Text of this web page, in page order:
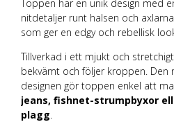
Toppen har en unik design med
nitdetaljer runt halsen och
som ger en edgy och rebellisk
Tillverkad i ett mjukt och
bekvämt och följer kroppen. Den
designen gör toppen enkel att
jeans, fishnet-strumpbyxor
plagg